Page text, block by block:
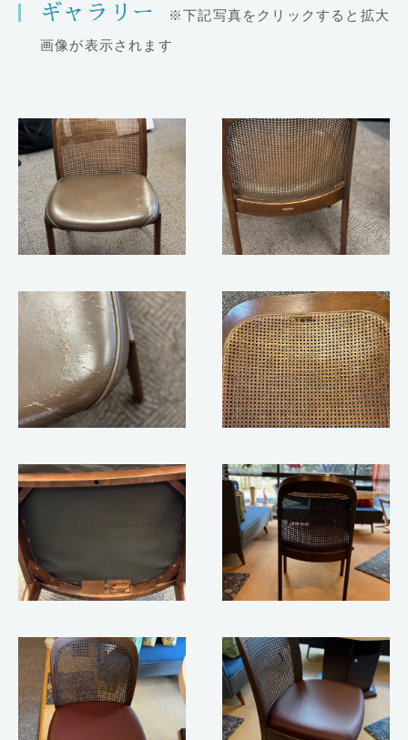
ギャラリー
※下記写真をクリックすると拡大
画像が表示されます